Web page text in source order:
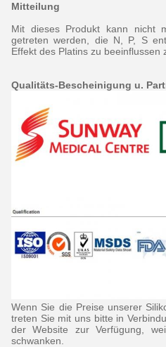
Mitteilung
Mit dieses Produkt kann nicht
getreten werden, die N, P, S
Effekt des Platins zu beeinflussen
Qualitäts-Bescheinigung u.
Wenn Sie die Preise unserer
treten Sie mit uns bitte in
der Website zur Verfügung,
schwanken.